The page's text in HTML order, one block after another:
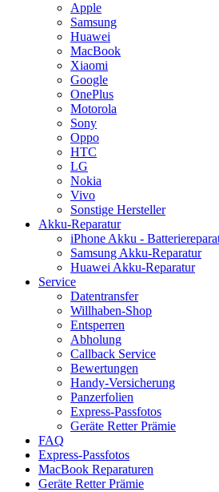
Apple
Samsung
Huawei
MacBook
Xiaomi
Google
OnePlus
Motorola
Sony
Oppo
HTC
LG
Nokia
Vivo
Sonstige Hersteller
Akku-Reparatur
iPhone Akku -
Samsung Akku-Reparatur
Huawei Akku-Reparatur
Service
Datentransfer
Willhaben-Shop
Entsperren
Abholung
Callback Service
Bewertungen
Handy-Versicherung
Panzerfolien
Express-Passfotos
Geräte Retter Prämie
FAQ
Express-Passfotos
MacBook Reparaturen
Geräte Retter Prämie